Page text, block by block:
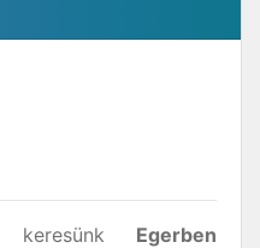
keresünk Egerben